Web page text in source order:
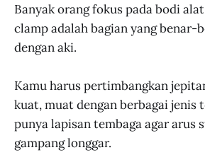
Banyak orang fokus pada bodi
clamp adalah bagian yang benar-
dengan aki.
Kamu harus pertimbangkan
kuat, muat dengan berbagai jenis
punya lapisan tembaga agar arus
gampang longgar.